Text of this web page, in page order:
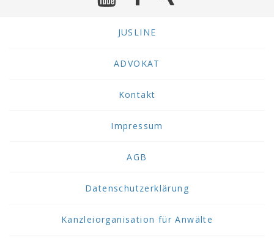
JUSLINE
ADVOKAT
Kontakt
Impressum
AGB
Datenschutzerklärung
Kanzleiorganisation für Anwälte